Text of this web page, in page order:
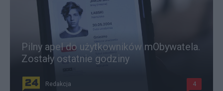
Pilny apel do użytkowników mObywatela.
Zostały ostatnie godziny
Redakcja 4